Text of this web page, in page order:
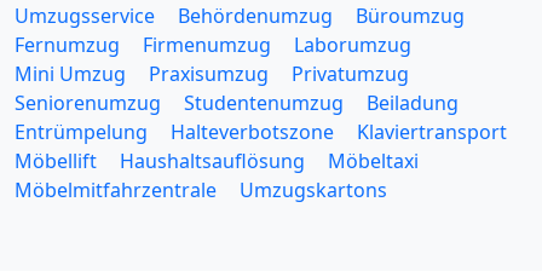
Umzugsservice Behördenumzug
Büroumzug
Fernumzug
Firmenumzug
Laborumzug
Mini Umzug
Praxisumzug
Privatumzug
Seniorenumzug
Studentenumzug
Beiladung
Entrümpelung
Halteverbotszone
Klaviertransport
Möbellift
Haushaltsauflösung
Möbeltaxi
Möbelmitfahrzentrale
Umzugskartons